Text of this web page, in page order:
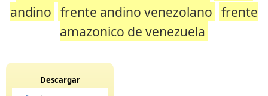
andino frente andino venezolano frente
amazonico de venezuela
Descargar